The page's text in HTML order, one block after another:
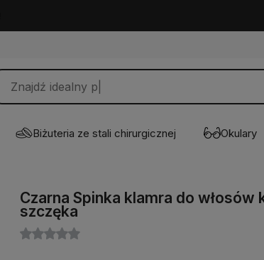
Wybierz coś dla siebie z
Biżuteria ze stali chirurgicznej Okulary
Czarna Spinka klamra do włosów
szczęka